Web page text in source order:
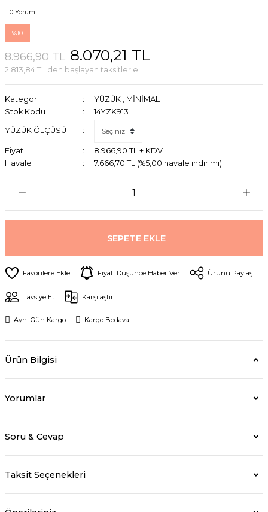
0 Yorum
%10
8.966,90 TL 8.070,21 TL
2.813,84 TL den başlayan taksitlerle!
Kategori YÜZÜK , MİNİMAL
Stok Kodu
14YZK913
YÜZÜK ÖLÇÜSÜ
Fiyat
8.966,90 TL + KDV
Havale
7.666,70 TL (%5,00 havale indirimi)
SEPETE EKLE
Fiyatı Düşünce Haber Ver Ürünü Paylaş
Tavsiye Et Karşılaştır
Aynı Gün Kargo Kargo Bedava
Ürün Bilgisi
Yorumlar
Soru & Cevap
Taksit Seçenekleri